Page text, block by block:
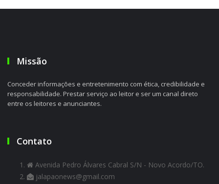
Missão
Conceder informações e entretenimento com ética, credibilidade e
responsabilidade. Prestar serviço ao leitor e ser um canal direto
entre os leitores e anunciantes.
Contato
Avenida Pedro Álvares Cabral S/N - Novo Acordo/TO.
jalapaonews@gmail.com